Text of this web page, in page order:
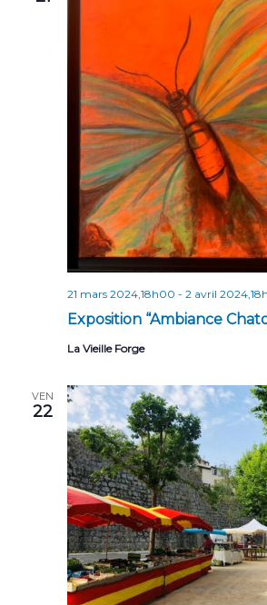
Exposition “Ambiance
21 mars 2024,18h00 - 2 avril
La Vieille Forge
VEN
22